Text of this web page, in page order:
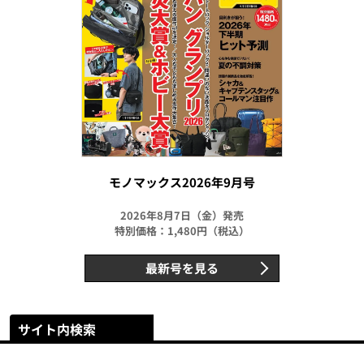
モノマックス2026年9月号
2026年8月7日（金）発売
特別価格：1,480円（税込）
最新号を見る
サイト内検索